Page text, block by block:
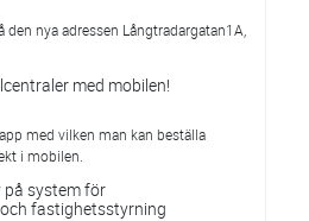
nya adressen Långtradargatan1A,
med mobilen!
med vilken man kan beställa
i mobilen.
på system för
fastighetsstyrning